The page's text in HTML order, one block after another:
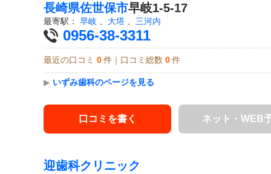
長崎県佐世保市早岐1-5-17
最寄駅： 早岐 大塔 三河内
0956-38-3311
最近の口コミ 0 件｜口コミ総数 0 件
▶ いずみ歯科のページを見る
口コミを書く ネット・WEB
迎歯科クリニック